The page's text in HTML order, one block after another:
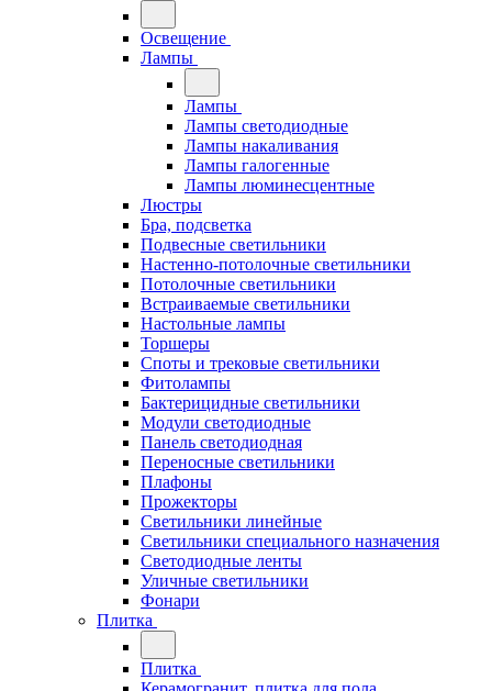
Освещение
Лампы
Лампы
Лампы светодиодные
Лампы накаливания
Лампы галогенные
Лампы люминесцентные
Люстры
Бра, подсветка
Подвесные светильники
Настенно-потолочные светильники
Потолочные светильники
Встраиваемые светильники
Настольные лампы
Торшеры
Споты и трековые светильники
Фитолампы
Бактерицидные светильники
Модули светодиодные
Панель светодиодная
Переносные светильники
Плафоны
Прожекторы
Светильники линейные
Светильники специального назначения
Светодиодные ленты
Уличные светильники
Фонари
Плитка
Плитка